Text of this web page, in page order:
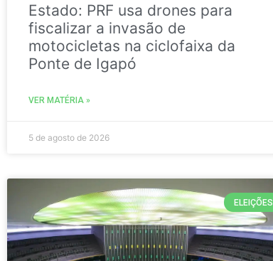
Estado: PRF usa drones para
fiscalizar a invasão de
motocicletas na ciclofaixa da
Ponte de Igapó
VER MATÉRIA »
5 de agosto de 2026
ELEIÇÕES